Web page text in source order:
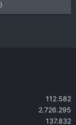
112.582
2.726.295
137.832